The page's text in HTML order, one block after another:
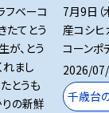
フベーコ
たてとう
が、とう
れまし
とうも
りの新鮮
7月9日（
産コシヒ
コーンポ
2026/
千歳台